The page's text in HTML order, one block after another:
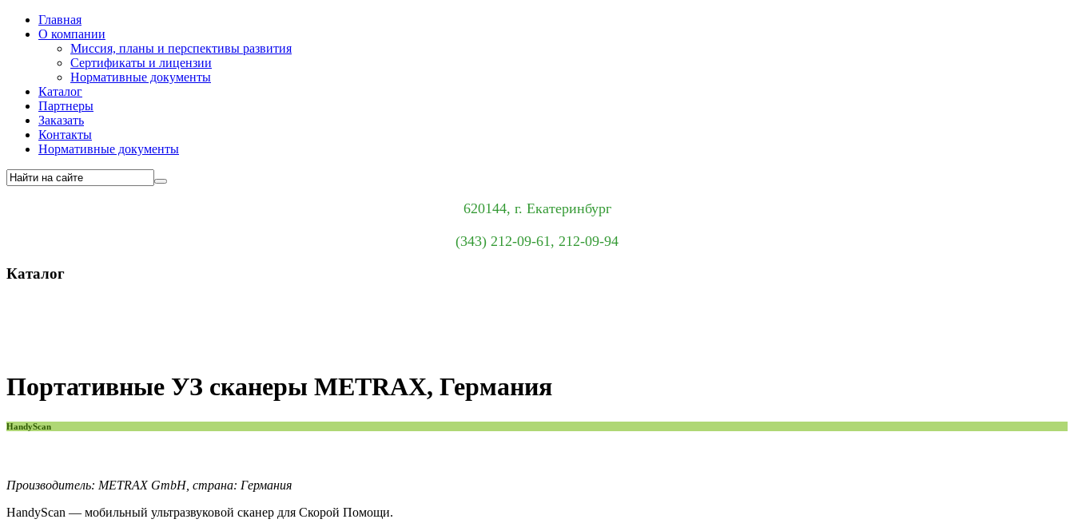
Главная
О компании
Миссия, планы и перспективы развития
Сертификаты и лицензии
Нормативные документы
Каталог
Партнеры
Заказать
Контакты
Нормативные документы
620144, г. Екатеринбург
(343) 212-09-61, 212-09-94
Каталог
Портативные УЗ сканеры METRAX, Германия
HandyScan
Производитель: METRAX GmbH, страна: Германия
HandyScan — мобильный ультразвуковой сканер для Скорой Помощи.